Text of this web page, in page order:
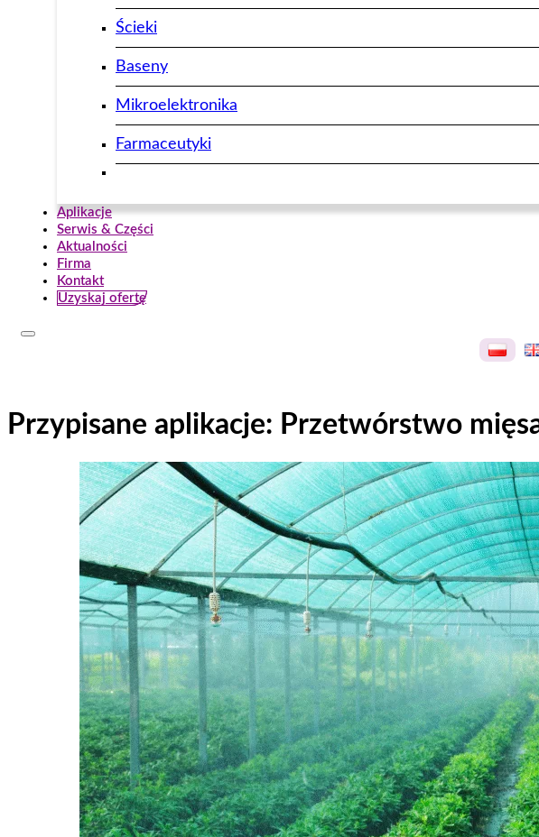
Ścieki
Baseny
Mikroelektronika
Farmaceutyki
Aplikacje
Serwis & Części
Aktualności
Firma
Kontakt
Uzyskaj ofertę
Przypisane aplikacje: Przetwórstwo